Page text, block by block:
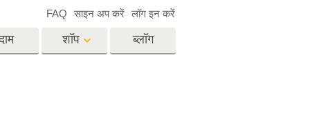
शॉप ब्लॉग
FAQ साइन अप करें लॉग इन करें